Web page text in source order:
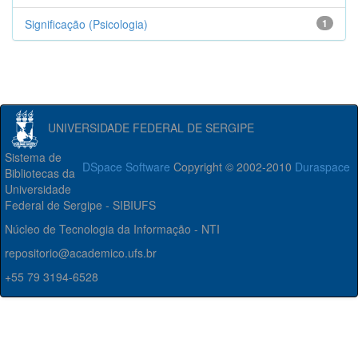
1
Significação (Psicologia)
UNIVERSIDADE FEDERAL DE SERGIPE
DSpace Software Copyright © 2002-2010 Duraspace
Sistema de
Bibliotecas da
Universidade
Federal de Sergipe - SIBIUFS
Núcleo de Tecnologia da Informação - NTI
repositorio@academico.ufs.br
+55 79 3194-6528